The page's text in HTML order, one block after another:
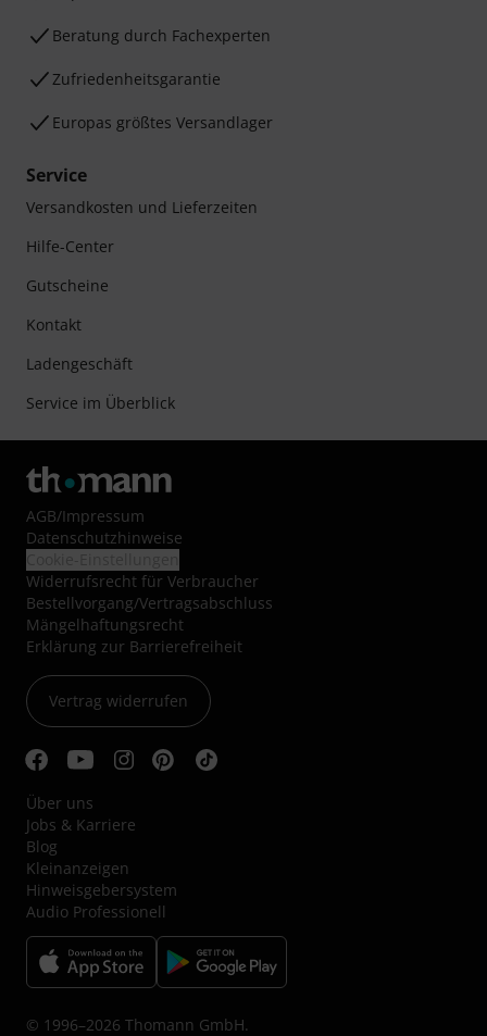
Beratung durch Fachexperten
Zufriedenheitsgarantie
Europas größtes Versandlager
Service
Versandkosten und Lieferzeiten
Hilfe-Center
Gutscheine
Kontakt
Ladengeschäft
Service im Überblick
AGB/Impressum
Datenschutzhinweise
Widerrufsrecht für Verbraucher
Bestellvorgang/Vertragsabschluss
Mängelhaftungsrecht
Erklärung zur Barrierefreiheit
Vertrag widerrufen
Über uns
Jobs & Karriere
Blog
Kleinanzeigen
Hinweisgebersystem
Audio Professionell
© 1996–2026 Thomann GmbH.